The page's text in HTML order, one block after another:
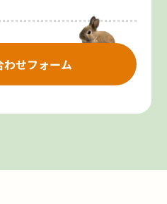
わせフォーム